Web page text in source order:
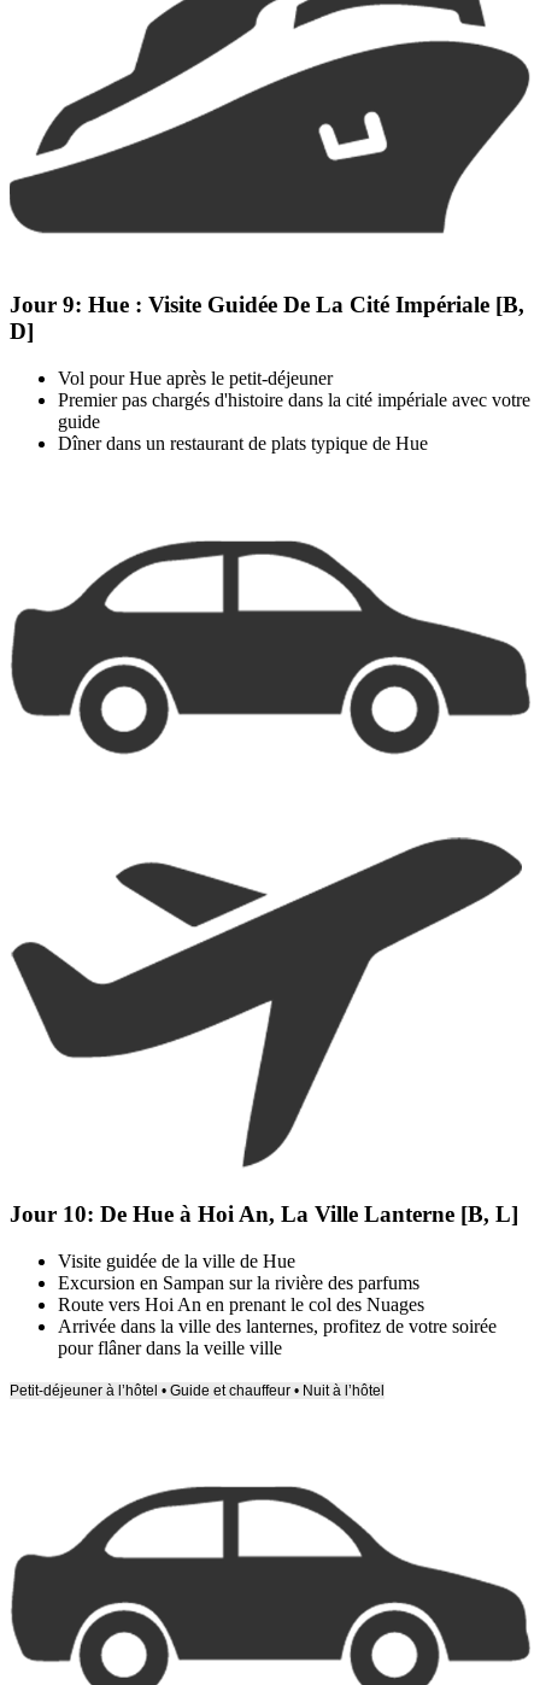
Jour 9: Hue : Visite Guidée De La Cité Impériale [B,
D]
Vol pour Hue après le petit-déjeuner
Premier pas chargés d'histoire dans la cité impériale avec votre
guide
Dîner dans un restaurant de plats typique de Hue
Jour 10: De Hue à Hoi An, La Ville Lanterne [B, L]
Visite guidée de la ville de Hue
Excursion en Sampan sur la rivière des parfums
Route vers Hoi An en prenant le col des Nuages
Arrivée dans la ville des lanternes, profitez de votre soirée
pour flâner dans la veille ville
Petit-déjeuner à l’hôtel • Guide et chauffeur • Nuit à l’hôtel